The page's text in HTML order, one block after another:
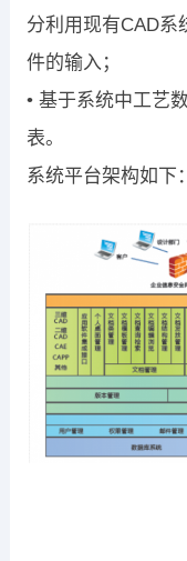
分利用现有CAD系
件的输入；
• 基于系统中工艺
表。
系统平台架构如下：